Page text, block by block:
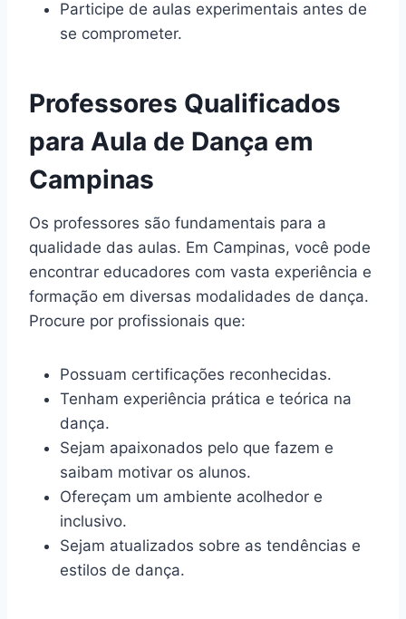
Participe de aulas experimentais antes de
se comprometer.
Professores Qualificados
para Aula de Dança em
Campinas
Os professores são fundamentais para a
qualidade das aulas. Em Campinas, você pode
encontrar educadores com vasta experiência e
formação em diversas modalidades de dança.
Procure por profissionais que:
Possuam certificações reconhecidas.
Tenham experiência prática e teórica na
dança.
Sejam apaixonados pelo que fazem e
saibam motivar os alunos.
Ofereçam um ambiente acolhedor e
inclusivo.
Sejam atualizados sobre as tendências e
estilos de dança.